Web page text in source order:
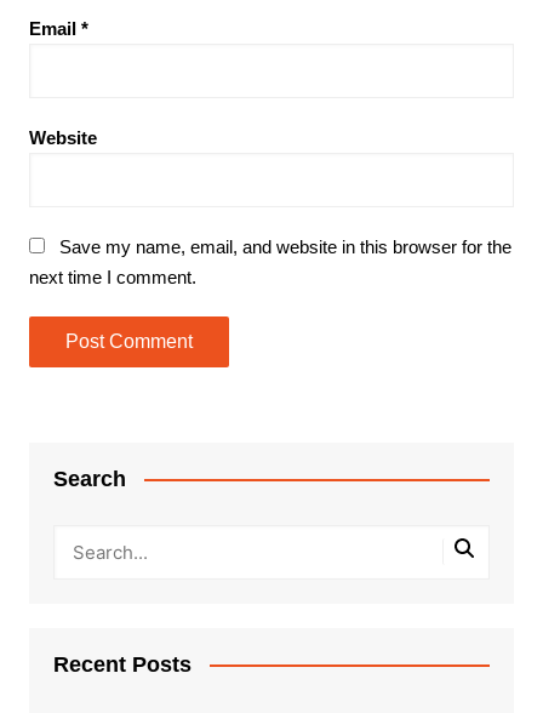
Email *
Website
Save my name, email, and website in this browser for the
next time I comment.
Search
Recent Posts